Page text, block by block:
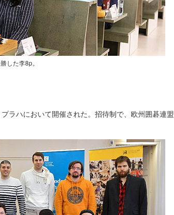
した李8p。
ラハにおいて開催された。招待制で、欧州囲碁連盟